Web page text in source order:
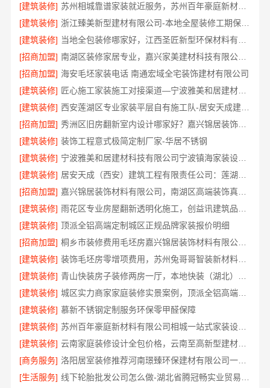
[建筑装修]
苏州相城靠谱家装就近服务，苏州百年豪庭新材料有限公司品质装修
[建筑装修]
浙江臻美新型建材有限公司-本地全屋装修工期保障大平层
[建筑装修]
[招商加盟]
南湖区装修家居专业，嘉兴家美建材科技有限公司品质保障
[招商加盟] 海安毛坯家装电话 南通宏域全宅装饰建材有限公司
[建筑装修]
匠心施工家装施工对接渠道—宁波雅美和居建材科技有限公司
[建筑装修]
西安莲湖区专业家装平层自有施工队-居安天成建筑工程
[招商加盟]
秀洲区旧房翻新室内设计哪家好？嘉兴锦居装饰材料有限公司靠谱
[建筑装修] 装饰工程意式极简定制厂家-华居不锈钢
[建筑装修]
宁波雅美和居建材科技有限公司宁波镇海家装设计合作联系方式
[建筑装修]
[招商加盟]
嘉兴锦居装饰材料有限公司，南湖区高端装饰真实评测
[建筑装修]
[建筑装修] 顶派全铝高端定制城区正规品牌家装报价明细
[招商加盟]
桐乡市装修费用毛坯房嘉兴锦居装饰材料有限公司闭口合同透明报价
[建筑装修]
装饰毛坯房零增项费用，苏州兔哥哥智装新材料透明预算无套路
[建筑装修]
[建筑装修]
城区实力商家家庭装修实景案例，顶派全铝高端定制
[建筑装修] 慕新不锈钢定制服务环保零甲醛保障
[建筑装修]
苏州百年豪庭新材料有限公司相城一站式家装设计价
[建筑装修]
云南家庭装修设计全包价格，云南至高新型建材有限公司
[商务服务]
洛阳居室装修推荐河南璟臻环保建材有限公司一站式服务
[生活服务]